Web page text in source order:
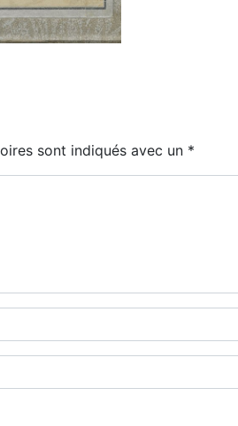
sont indiqués avec un *